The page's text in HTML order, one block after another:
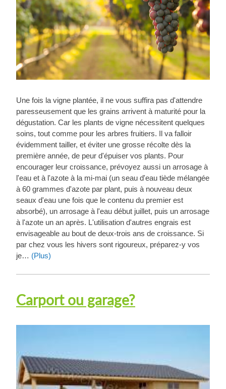
Une fois la vigne plantée, il ne vous suffira pas d'attendre
paresseusement que les grains arrivent à maturité pour la
dégustation. Car les plants de vigne nécessitent quelques
soins, tout comme pour les arbres fruitiers. Il va falloir
évidemment tailler, et éviter une grosse récolte dès la
première année, de peur d'épuiser vos plants. Pour
encourager leur croissance, prévoyez aussi un arrosage à
l'eau et à l'azote à la mi-mai (un seau d'eau tiède mélangée
à 60 grammes d'azote par plant, puis à nouveau deux
seaux d'eau une fois que le contenu du premier est
absorbé), un arrosage à l'eau début juillet, puis un arrosage
à l'azote un an après. L'utilisation d'autres engrais est
envisageable au bout de deux-trois ans de croissance. Si
par chez vous les hivers sont rigoureux, préparez-y vos
je… (Plus)
Carport ou garage?